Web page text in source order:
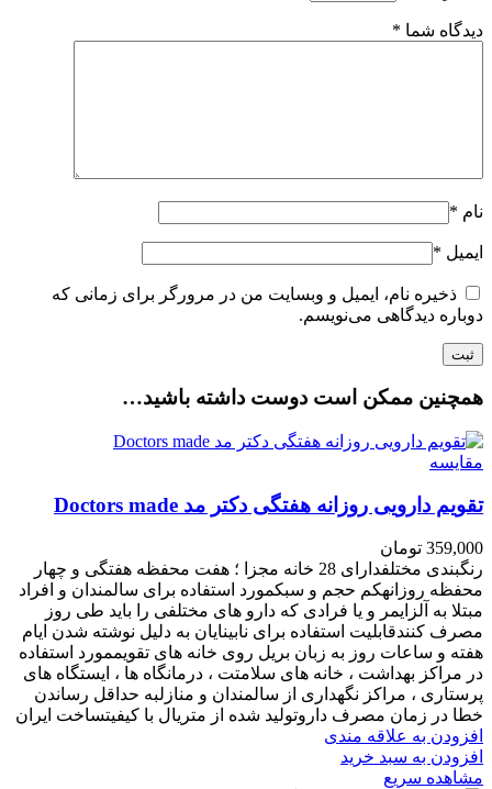
دیدگاه شما *
نام *
ایمیل *
ذخیره نام، ایمیل و وبسایت من در مرورگر برای زمانی که
دوباره دیدگاهی می‌نویسم.
همچنین ممکن است دوست داشته باشید…
مقایسه
تقویم دارویی روزانه هفتگی دکتر مد Doctors made
359,000 تومان
رنگبندی مختلفدارای 28 خانه مجزا ؛ هفت محفظه هفتگی و چهار
محفظه روزانهکم حجم و سبکمورد استفاده برای سالمندان و افراد
مبتلا به آلزایمر و یا فرادی که دارو های مختلفی را باید طی روز
مصرف کنندقابلیت استفاده برای نابینایان به دلیل نوشته شدن ایام
هفته و ساعات روز به زبان بریل روی خانه های تقویممورد استفاده
در مراکز بهداشت ، خانه های سلامتت ، درمانگاه ها ، ایستگاه های
پرستاری ، مراکز نگهداری از سالمندان و منازلبه حداقل رساندن
خطا در زمان مصرف داروتولید شده از متریال با کیفیتساخت ایران
افزودن به علاقه مندی
افزودن به سبد خرید
مشاهده سریع